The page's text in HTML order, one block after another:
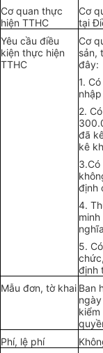
Cơ quan thực
hiện TTHC
Cơ
tại
Yêu cầu điều
kiện thực hiện
TTHC
Cơ
sản,
đây:
1.
2.
đã
kê
định
4.
5.
định
Mẫu đơn, tờ khai Ban
Phí, lệ phí